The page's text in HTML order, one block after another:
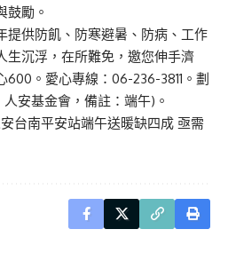
鼓勵。
提供防飢、防寒避暑、防病、工作
生沉浮，在所難免，邀您伸手濟
。愛心專線：06-236-3811。劃
安基金會，備註：端午)。
台南平安站端午送暖缺四成 亟需